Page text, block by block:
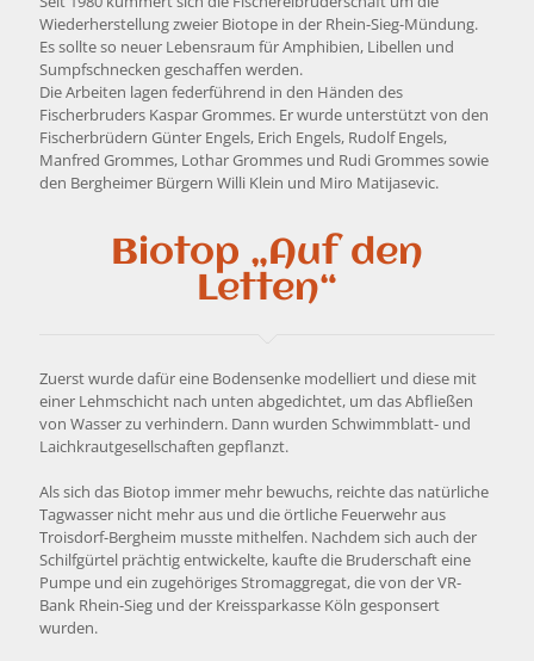
Wiederherstellung zweier Biotope in der Rhein-Sieg-Mündung.
Es sollte so neuer Lebensraum für Amphibien, Libellen und
Sumpfschnecken geschaffen werden.
Die Arbeiten lagen federführend in den Händen des
Fischerbruders Kaspar Grommes. Er wurde unterstützt von den
Fischerbrüdern Günter Engels, Erich Engels, Rudolf Engels,
Manfred Grommes, Lothar Grommes und Rudi Grommes sowie
den Bergheimer Bürgern Willi Klein und Miro Matijasevic.
Biotop „Auf den
Letten“
Zuerst wurde dafür eine Bodensenke modelliert und diese mit
einer Lehmschicht nach unten abgedichtet, um das Abfließen
von Wasser zu verhindern. Dann wurden Schwimmblatt- und
Laichkrautgesellschaften gepflanzt.
Als sich das Biotop immer mehr bewuchs, reichte das natürliche
Tagwasser nicht mehr aus und die örtliche Feuerwehr aus
Troisdorf-Bergheim musste mithelfen. Nachdem sich auch der
Schilfgürtel prächtig entwickelte, kaufte die Bruderschaft eine
Pumpe und ein zugehöriges Stromaggregat, die von der VR-
Bank Rhein-Sieg und der Kreissparkasse Köln gesponsert
wurden.